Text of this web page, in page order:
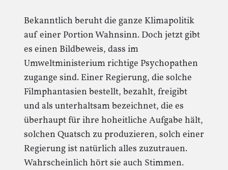
Bekanntlich beruht die ganze Klimapolitik
auf einer Portion Wahnsinn. Doch jetzt gibt
es einen Bildbeweis, dass im
Umweltministerium richtige Psychopathen
zugange sind. Einer Regierung, die solche
Filmphantasien bestellt, bezahlt, freigibt
und als unterhaltsam bezeichnet, die es
überhaupt für ihre hoheitliche Aufgabe hält,
solchen Quatsch zu produzieren, solch einer
Regierung ist natürlich alles zuzutrauen.
Wahrscheinlich hört sie auch Stimmen.